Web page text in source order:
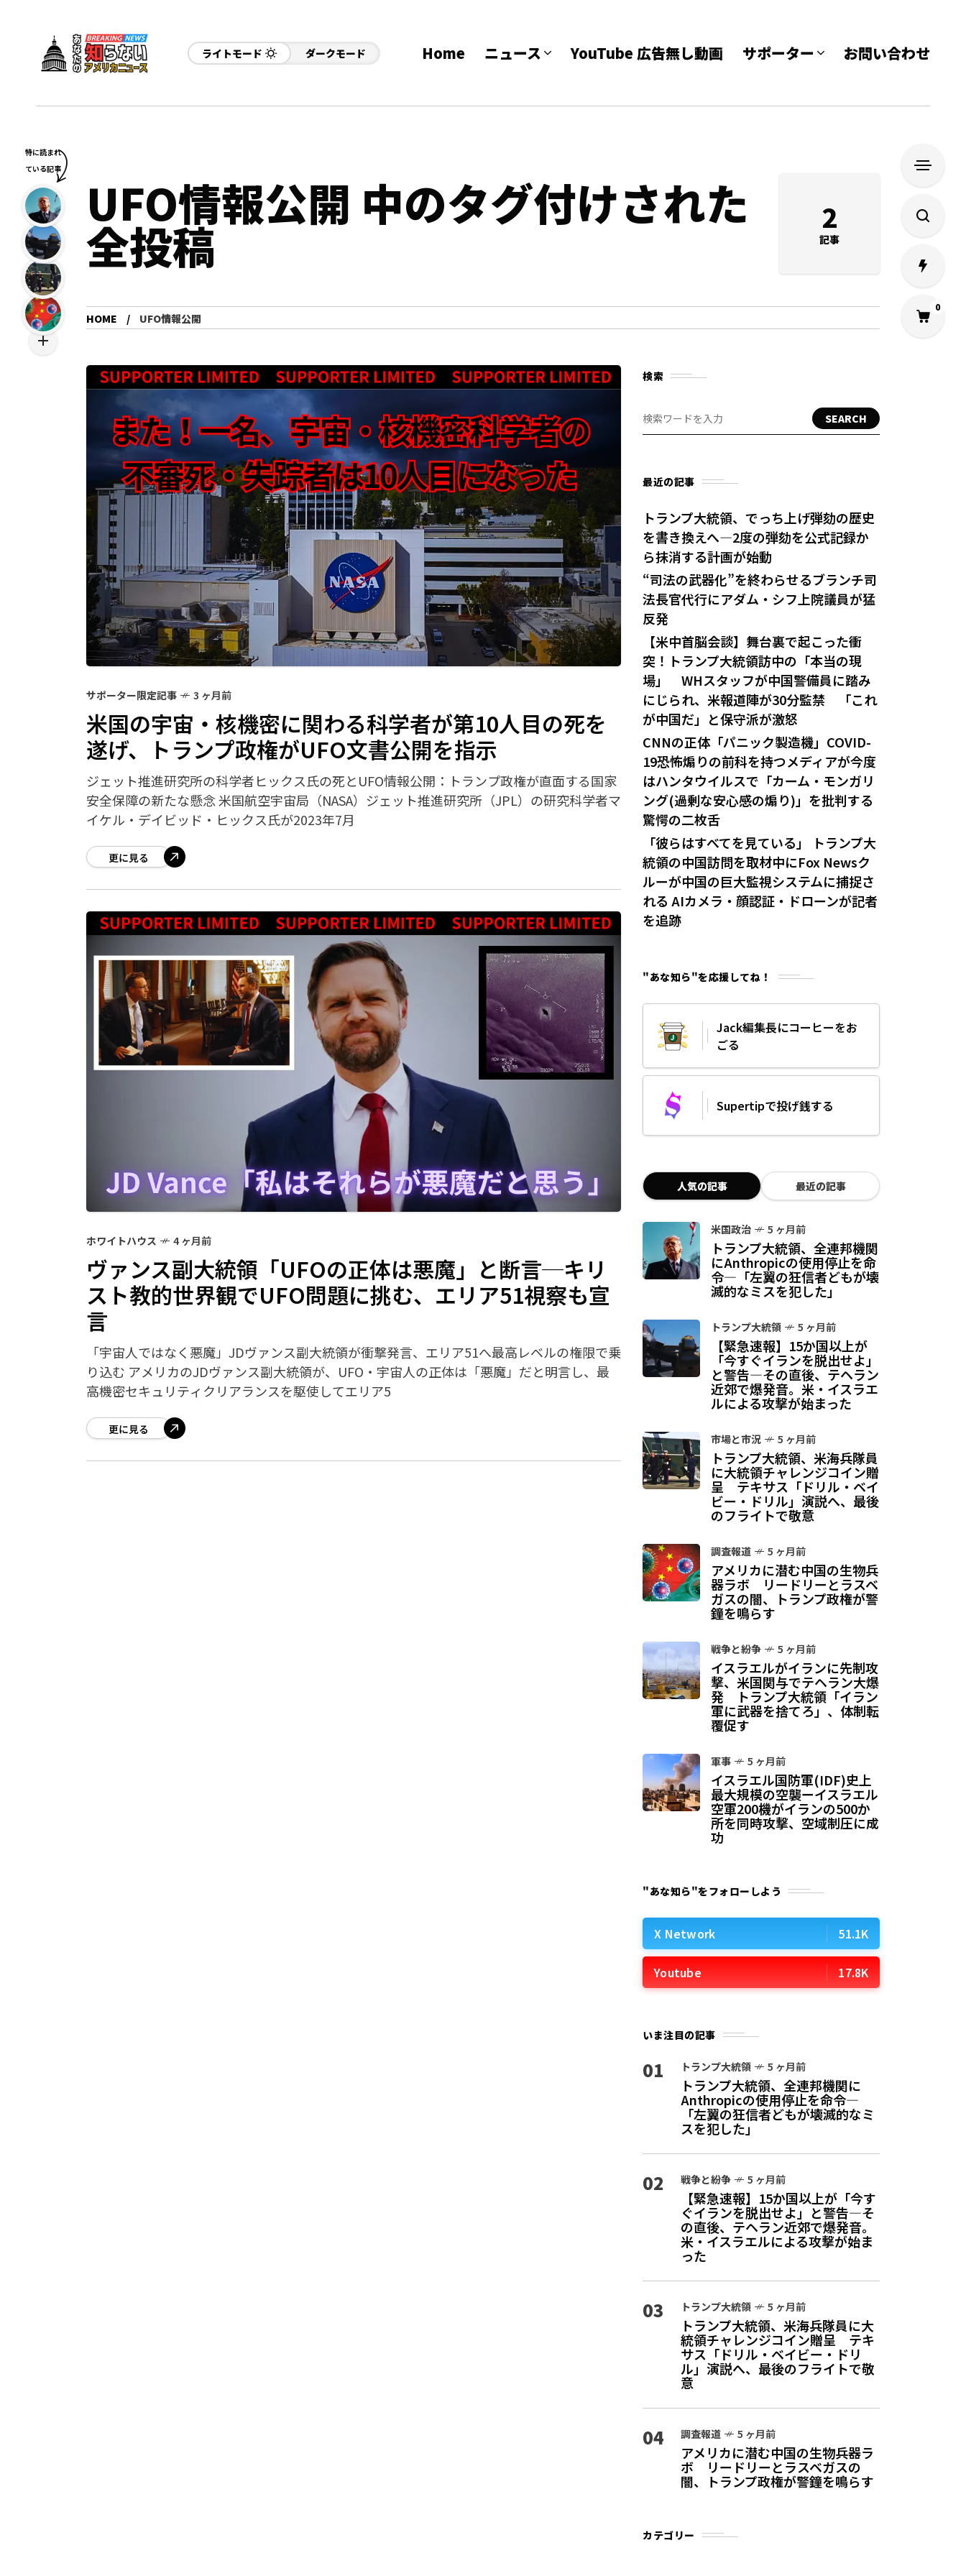
ライトモード ダークモード Home ニュース YouTube 広告無し動画 サポーター お問い合わせ
UFO情報公開 中のタグ付けされた
全投稿 2
記事
HOME UFO情報公開
サポーター限定記事 3 ヶ月前
米国の宇宙・核機密に関わる科学者が第10人目の死を
遂げ、トランプ政権がUFO文書公開を指示
ジェット推進研究所の科学者ヒックス氏の死とUFO情報公開：トランプ政権が直面する国家
安全保障の新たな懸念 米国航空宇宙局（NASA）ジェット推進研究所（JPL）の研究科学者マ
イケル・デイビッド・ヒックス氏が2023年7月
更に見る
ホワイトハウス 4 ヶ月前
ヴァンス副大統領「UFOの正体は悪魔」と断言─キリ
スト教的世界観でUFO問題に挑む、エリア51視察も宣
言
「宇宙人ではなく悪魔」JDヴァンス副大統領が衝撃発言、エリア51へ最高レベルの権限で乗
り込む アメリカのJDヴァンス副大統領が、UFO・宇宙人の正体は「悪魔」だと明言し、最
高機密セキュリティクリアランスを駆使してエリア5
更に見る
検索
SEARCH
最近の記事
トランプ大統領、でっち上げ弾劾の歴史
を書き換えへ—2度の弾劾を公式記録か
ら抹消する計画が始動
“司法の武器化”を終わらせるブランチ司
法長官代行にアダム・シフ上院議員が猛
反発
【米中首脳会談】舞台裏で起こった衝
突！トランプ大統領訪中の「本当の現
場」 WHスタッフが中国警備員に踏み
にじられ、米報道陣が30分監禁 「これ
が中国だ」と保守派が激怒
CNNの正体「パニック製造機」COVID-
19恐怖煽りの前科を持つメディアが今度
はハンタウイルスで「カーム・モンガリ
ング(過剰な安心感の煽り)」を批判する
驚愕の二枚舌
「彼らはすべてを見ている」 トランプ大
統領の中国訪問を取材中にFox Newsク
ルーが中国の巨大監視システムに捕捉さ
れる AIカメラ・顔認証・ドローンが記者
を追跡
"あな知ら"を応援してね！
Jack編集長にコーヒーをお
ごる
Supertipで投げ銭する
人気の記事 最近の記事
米国政治 5 ヶ月前
トランプ大統領、全連邦機関
にAnthropicの使用停止を命
令—「左翼の狂信者どもが壊
滅的なミスを犯した」
トランプ大統領 5 ヶ月前
【緊急速報】15か国以上が
「今すぐイランを脱出せよ」
と警告—その直後、テヘラン
近郊で爆発音。米・イスラエ
ルによる攻撃が始まった
市場と市況 5 ヶ月前
トランプ大統領、米海兵隊員
に大統領チャレンジコイン贈
呈 テキサス「ドリル・ベイ
ビー・ドリル」演説へ、最後
のフライトで敬意
調査報道 5 ヶ月前
アメリカに潜む中国の生物兵
器ラボ リードリーとラスベ
ガスの闇、トランプ政権が警
鐘を鳴らす
戦争と紛争 5 ヶ月前
イスラエルがイランに先制攻
撃、米国関与でテヘラン大爆
発 トランプ大統領「イラン
軍に武器を捨てろ」、体制転
覆促す
軍事 5 ヶ月前
イスラエル国防軍(IDF)史上
最大規模の空襲ーイスラエル
空軍200機がイランの500か
所を同時攻撃、空域制圧に成
功
"あな知ら"をフォローしよう
X Network 51.1K
Youtube 17.8K
いま注目の記事
01 トランプ大統領 5 ヶ月前
トランプ大統領、全連邦機関に
Anthropicの使用停止を命令—
「左翼の狂信者どもが壊滅的なミ
スを犯した」
02 戦争と紛争 5 ヶ月前
【緊急速報】15か国以上が「今す
ぐイランを脱出せよ」と警告—そ
の直後、テヘラン近郊で爆発音。
米・イスラエルによる攻撃が始ま
った
03 トランプ大統領 5 ヶ月前
トランプ大統領、米海兵隊員に大
統領チャレンジコイン贈呈 テキ
サス「ドリル・ベイビー・ドリ
ル」演説へ、最後のフライトで敬
意
04 調査報道 5 ヶ月前
アメリカに潜む中国の生物兵器ラ
ボ リードリーとラスベガスの
闇、トランプ政権が警鐘を鳴らす
カテゴリー
0
特に読まれ
ている記事